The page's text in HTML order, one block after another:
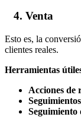
4. Venta
Esto es, la
clientes reales.
Herramientas
Acciones de
Seguimiento